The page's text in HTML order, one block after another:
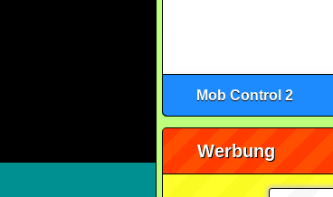
Mob Control 2
Werbung